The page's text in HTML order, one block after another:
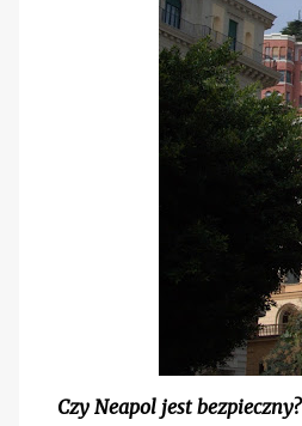
Czy Neapol jest bezpieczny?